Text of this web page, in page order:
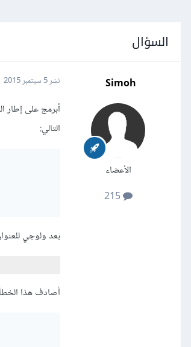
السؤال
Simoh
الأعضاء
215
نشر5 سبتمبر 2015
التالي:
بعد ولوجي
أصادف هذا